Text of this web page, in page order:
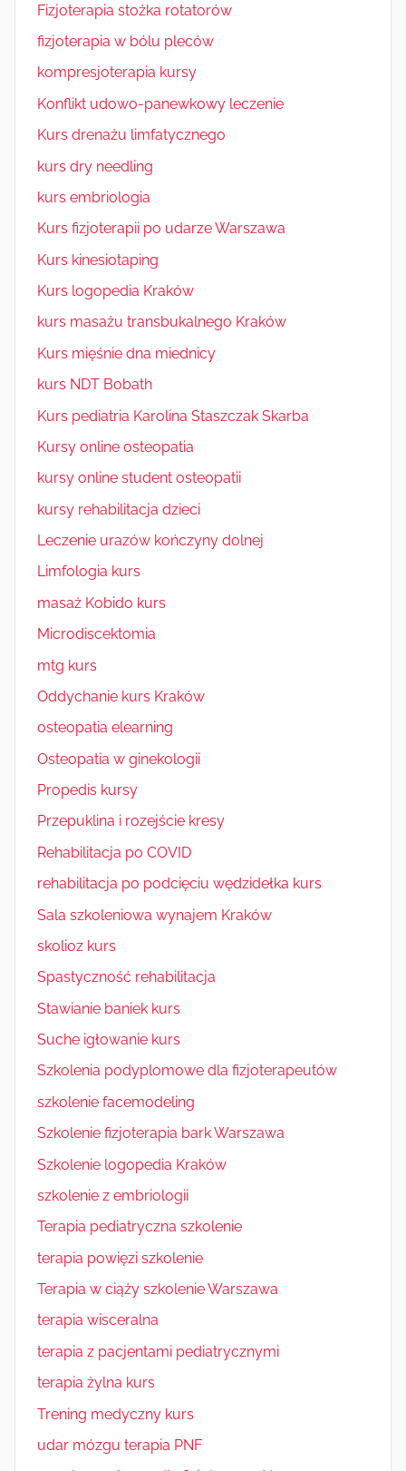
Fizjoterapia stożka rotatorów
fizjoterapia w bólu pleców
kompresjoterapia kursy
Konflikt udowo-panewkowy leczenie
Kurs drenażu limfatycznego
kurs dry needling
kurs embriologia
Kurs fizjoterapii po udarze Warszawa
Kurs kinesiotaping
Kurs logopedia Kraków
kurs masażu transbukalnego Kraków
Kurs mięśnie dna miednicy
kurs NDT Bobath
Kurs pediatria Karolina Staszczak Skarba
Kursy online osteopatia
kursy online student osteopatii
kursy rehabilitacja dzieci
Leczenie urazów kończyny dolnej
Limfologia kurs
masaż Kobido kurs
Microdiscektomia
mtg kurs
Oddychanie kurs Kraków
osteopatia elearning
Osteopatia w ginekologii
Propedis kursy
Przepuklina i rozejście kresy
Rehabilitacja po COVID
rehabilitacja po podcięciu wędzidełka kurs
Sala szkoleniowa wynajem Kraków
skolioz kurs
Spastyczność rehabilitacja
Stawianie baniek kurs
Suche igłowanie kurs
Szkolenia podyplomowe dla fizjoterapeutów
szkolenie facemodeling
Szkolenie fizjoterapia bark Warszawa
Szkolenie logopedia Kraków
szkolenie z embriologii
Terapia pediatryczna szkolenie
terapia powięzi szkolenie
Terapia w ciąży szkolenie Warszawa
terapia wisceralna
terapia z pacjentami pediatrycznymi
terapia żylna kurs
Trening medyczny kurs
udar mózgu terapia PNF